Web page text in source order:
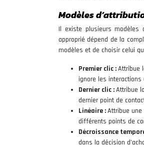
Modèles
Il existe plusieurs modèles
approprié dépend de la
modèles et de choisir celui
Premier clic :Attribue
ignore les interactions
Dernier clic :Attribue
dernier point de
Linéaire :Attribue
différents points de
Décroissance
dans la décision